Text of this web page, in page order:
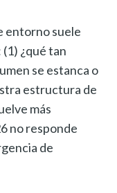
entorno suele
¿qué tan
se estanca o
estructura de
más
no responde
de